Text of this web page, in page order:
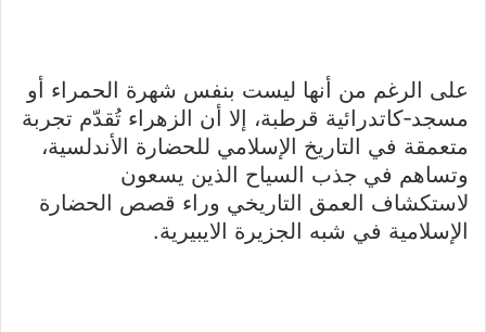
على الرغم من أنها ليست بنفس شهرة الحمراء أو
مسجد‑كاتدرائية قرطبة، إلا أن الزهراء تُقدّم تجربة
متعمقة في التاريخ الإسلامي للحضارة الأندلسية،
وتساهم في جذب السياح الذين يسعون
لاستكشاف العمق التاريخي وراء قصص الحضارة
الإسلامية في شبه الجزيرة الايبيرية.